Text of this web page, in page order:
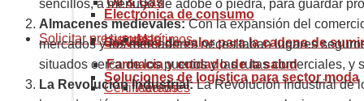
Farmacia y cuidado de la salud
Servicios de valor para la cadena de
Electrónica de consumo
Soluciones de logística para sector moda
Historia
Certificaciones
Marítimos
Aéreos
Solicitar presupuesto
sencillos, a menudo de adobe o piedra, para guardar
Almacenes medievales:Con la expansión del
mercados y los mercaderes necesitaban lugares
situados cerca de los puertos y las rutas comerciales,
La Revolución Industrial:La Revolución Industrial de